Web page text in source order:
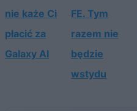
nie każe Ci
płacić za
Galaxy AI
FE. Tym
razem nie
będzie
wstydu